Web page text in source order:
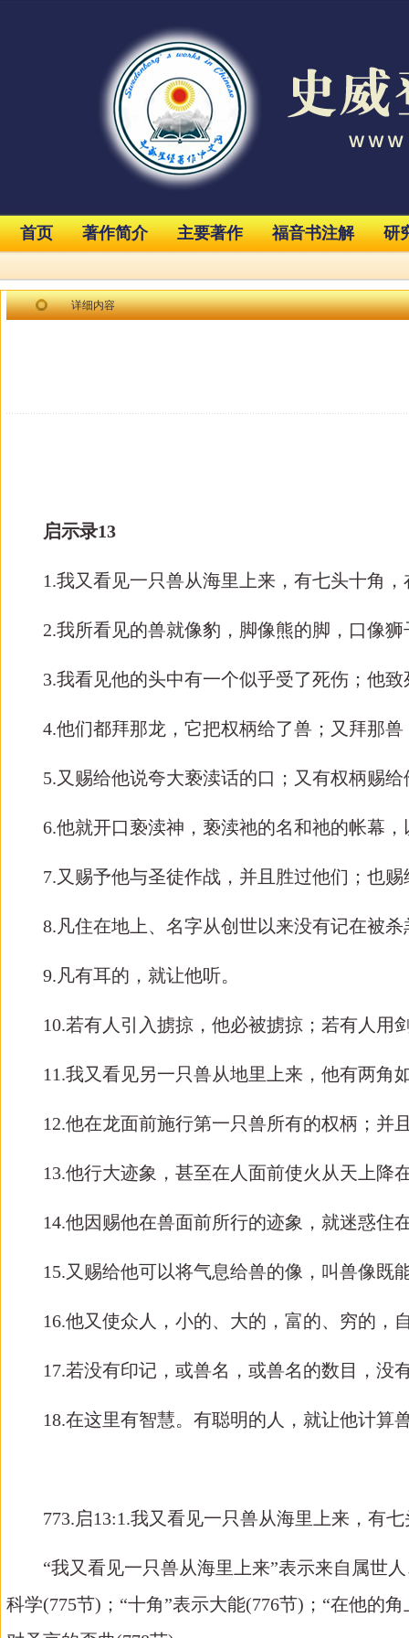
首页 著作简介 主要著作 福音书注解 研
详细内容
启示录13
1.我又看见一只兽从海里上来，有七头十角
2.我所看见的兽就像豹，脚像熊的脚，口像
3.我看见他的头中有一个似乎受了死伤；他
4.他们都拜那龙，它把权柄给了兽；又拜那
5.又赐给他说夸大亵渎话的口；又有权柄赐
6.他就开口亵渎神，亵渎祂的名和祂的帐幕
7.又赐予他与圣徒作战，并且胜过他们；也
8.凡住在地上、名字从创世以来没有记在被
9.凡有耳的，就让他听。
10.若有人引入掳掠，他必被掳掠；若有人用
11.我又看见另一只兽从地里上来，他有两角
12.他在龙面前施行第一只兽所有的权柄；并
13.他行大迹象，甚至在人面前使火从天上降
14.他因赐他在兽面前所行的迹象，就迷惑住
15.又赐给他可以将气息给兽的像，叫兽像既
16.他又使众人，小的、大的，富的、穷的，
17.若没有印记，或兽名，或兽名的数目，没
18.在这里有智慧。有聪明的人，就让他计算
773.启13:1.我又看见一只兽从海里上来，有
“我又看见一只兽从海里上来”表示来自属世
科学(775节)；“十角”表示大能(776节)；“在他的